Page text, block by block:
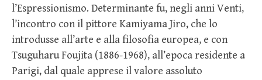
l’Espressionismo. Determinante fu, negli anni Venti,
l’incontro con il pittore Kamiyama Jiro, che lo
introdusse all’arte e alla filosofia europea, e con
Tsuguharu Foujita (1886-1968), all’epoca residente a
Parigi, dal quale apprese il valore assoluto